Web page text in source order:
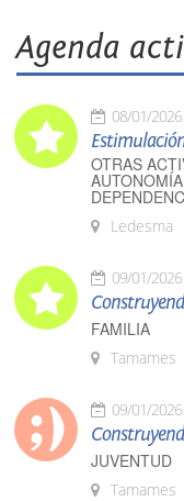
Agenda
08/01/2026
OTRAS
Ledesma
09/01/2026
FAMILIA
Tamames
09/01/2026
JUVENTUD
Tamames